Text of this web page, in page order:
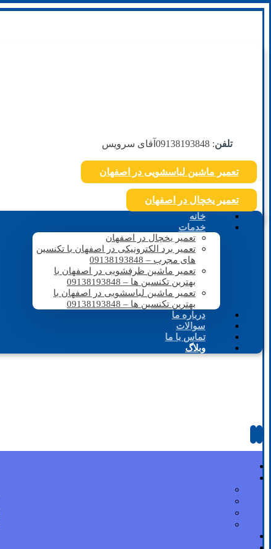
تلفن: 09138193848 آقای سرویس
تعمیر ماشین لباسشویی در اصفهان
تعمیر یخچال در اصفهان
خانه
خدمات
تعمیر یخچال در اصفهان
تعمیر برد الکترونیکی در اصفهان با تکنسین
های مجرب – 09138193848
تعمیر ماشین ظرفشویی در اصفهان با
بهترین تکنسین ها – 09138193848
تعمیر ماشین لباسشویی در اصفهان با
بهترین تکنسین ها – 09138193848
درباره ما
سوالات
تماس با ما
وبلاگ